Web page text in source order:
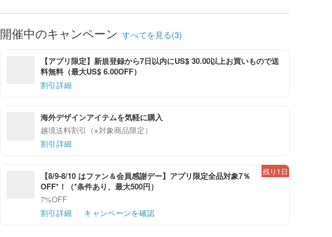
開催中のキャンペーン すべてを見る(3)
【アプリ限定】新規登録から7日以内にUS$ 30.00以上お買いもので送
料無料（最大US$ 6.00OFF）
割引詳細
海外デザインアイテムを気軽に購入
越境送料割引（※対象商品限定）
割引詳細
【8/9-8/10 はファン＆会員感謝デー】アプリ限定全品対象7％
OFF*！（*条件あり、最大500円）
7%OFF
割引詳細
キャンペーンを確認
残り1日